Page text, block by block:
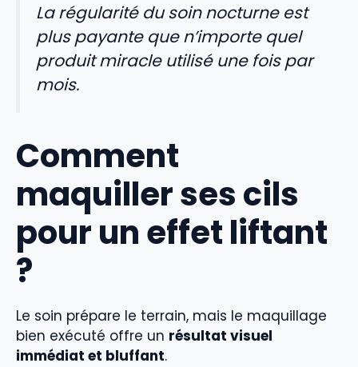
La régularité du soin nocturne est
plus payante que n’importe quel
produit miracle utilisé une fois par
mois.
Comment
maquiller ses cils
pour un effet liftant
?
Le soin prépare le terrain, mais le maquillage
bien exécuté offre un résultat visuel
immédiat et bluffant.